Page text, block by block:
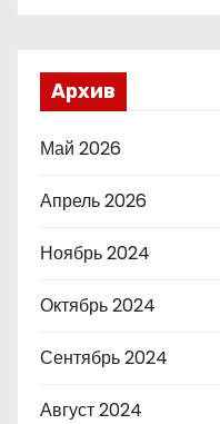
Архив
Май 2026
Апрель 2026
Ноябрь 2024
Октябрь 2024
Сентябрь 2024
Август 2024